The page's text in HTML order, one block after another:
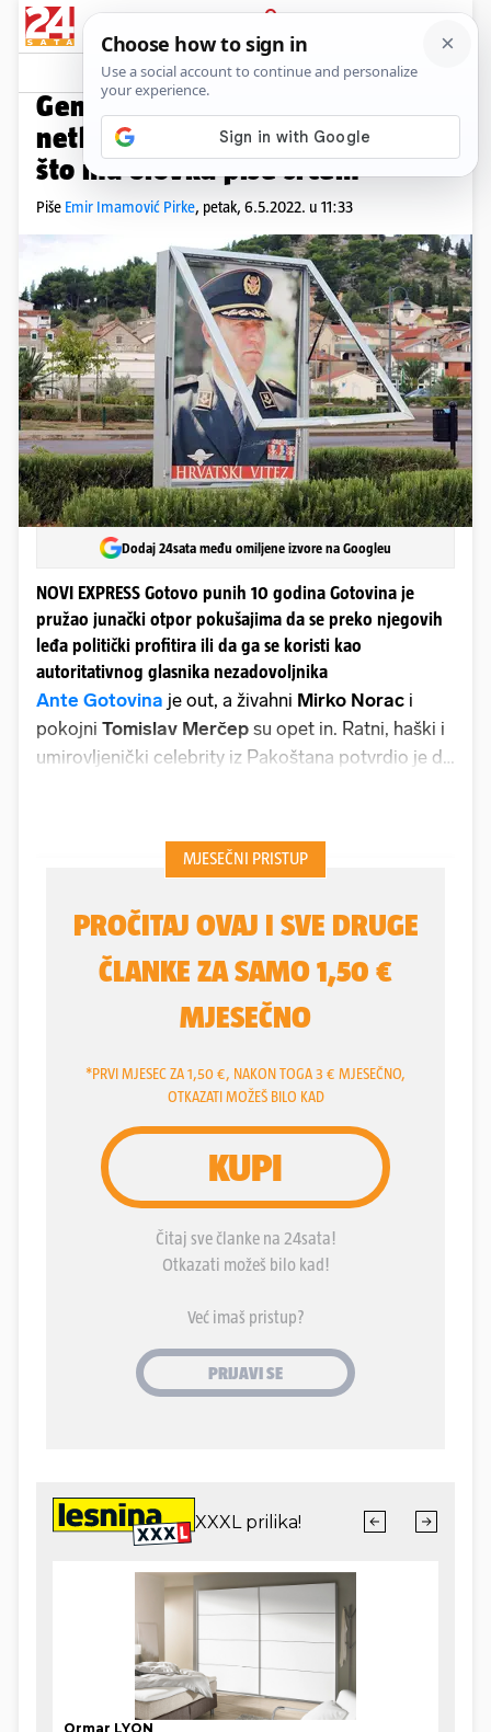
PRIJAVA
Kolumne Komentari
KOLUMNA: EMIR IMAMOVIĆ PIRKE PLUS+
General Ante Gotovina bio je
netko. Sada je postao nitko zato
što mu olovka piše srcem
Piše Emir Imamović Pirke, petak, 6.5.2022. u 11:33
Dodaj 24sata među omiljene izvore na Googleu
NOVI EXPRESS Gotovo punih 10 godina Gotovina je
pružao junački otpor pokušajima da se preko njegovih
leđa politički profitira ili da ga se koristi kao
autoritativnog glasnika nezadovoljnika
Ante Gotovina je out, a živahni Mirko Norac i
pokojni Tomislav Merčep su opet in. Ratni, haški i
umirovljenički celebrity iz Pakoštana potvrdio je da
društvenih mreža poručuju kako je “bio netko” i
“postao nitko”. Sve to zbog potpisa koji je stavio na
Zorana Milanovića, traži da pomilujeZdravka
Mustača i Josipa Perkovića.